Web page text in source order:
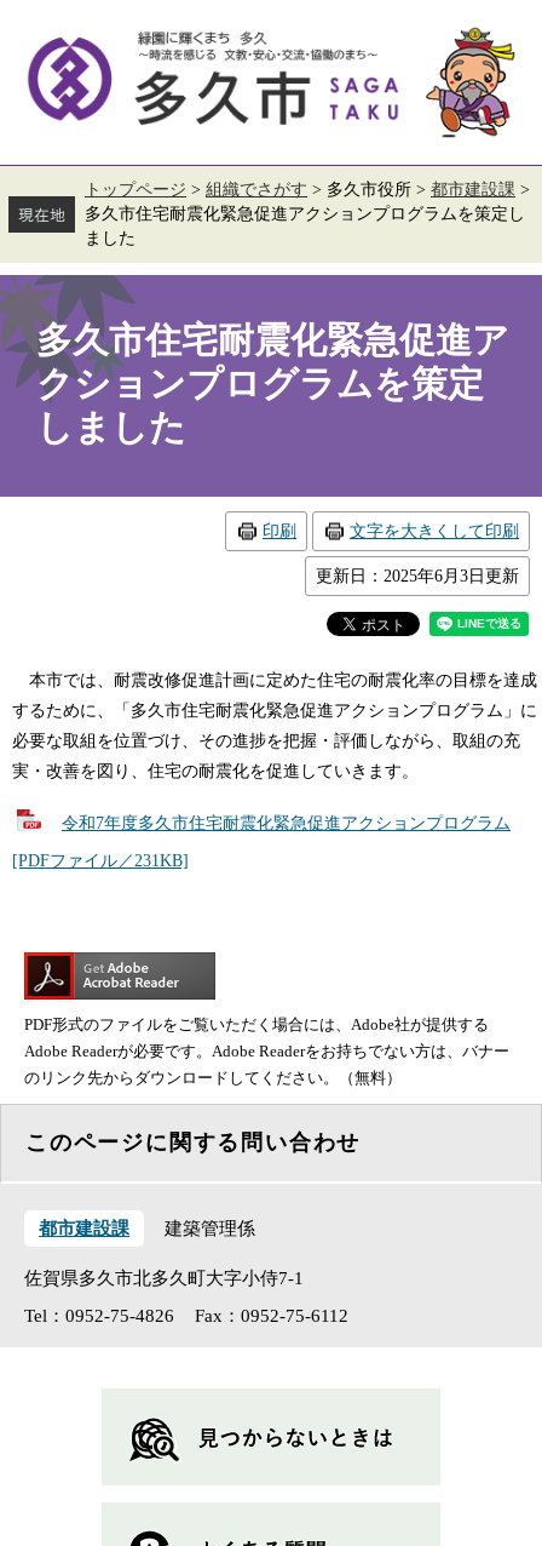
す。
し
文
トップページ > 組織でさがす > 多久市役所 > 都市建設課 >
多久市住宅耐震化緊急促進アクションプログラムを策定し
ました
本
文
多久市住宅耐震化緊急促進ア
クションプログラムを策定
しました
印刷 文字を大きくして印刷
更新日：2025年6月3日更新
本市では、耐震改修促進計画に定めた住宅の耐震化率の目標を達成
するために、「多久市住宅耐震化緊急促進アクションプログラム」に
必要な取組を位置づけ、その進捗を把握・評価しながら、取組の充
実・改善を図り、住宅の耐震化を促進していきます。
令和7年度多久市住宅耐震化緊急促進アクションプログラム
[PDFファイル／231KB]
PDF形式のファイルをご覧いただく場合には、Adobe社が提供する
Adobe Readerが必要です。Adobe Readerをお持ちでない方は、バナー
のリンク先からダウンロードしてください。（無料）
このページに関する問い合わせ
都市建設課 建築管理係
佐賀県多久市北多久町大字小侍7-1
Tel：0952-75-4826
Fax：0952-75-6112